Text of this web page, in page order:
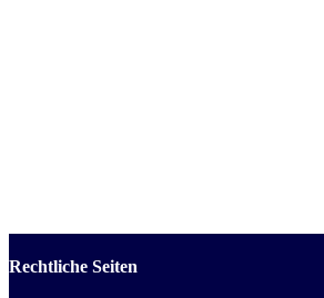
Rechtliche Seiten